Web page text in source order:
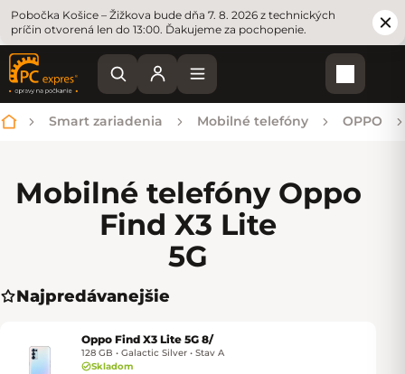
Pobočka Košice – Žižkova bude dňa 7. 8. 2026 z technických
príčin otvorená len do 13:00. Ďakujeme za pochopenie.
Domov
Smart zariadenia Mobilné telefóny OPPO
Mobilné telefóny Oppo
Find X3 Lite
5G
Najpredávanejšie
Oppo Find X3 Lite 5G 8/
128 GB • Galactic Silver • Stav A
Skladom